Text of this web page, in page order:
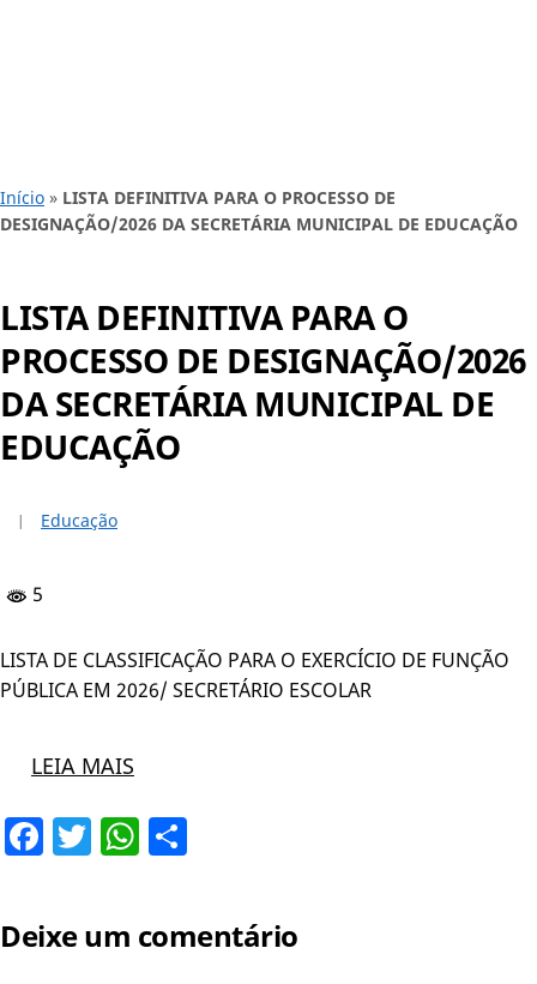
Início » LISTA DEFINITIVA PARA O PROCESSO DE
DESIGNAÇÃO/2026 DA SECRETÁRIA MUNICIPAL DE EDUCAÇÃO
LISTA DEFINITIVA PARA O
PROCESSO DE DESIGNAÇÃO/2026
DA SECRETÁRIA MUNICIPAL DE
EDUCAÇÃO
Educação
5
LISTA DE CLASSIFICAÇÃO PARA O EXERCÍCIO DE FUNÇÃO
PÚBLICA EM 2026/ SECRETÁRIO ESCOLAR
LEIA MAIS
Facebook
TwitterWhatsApp
Deixe um comentário